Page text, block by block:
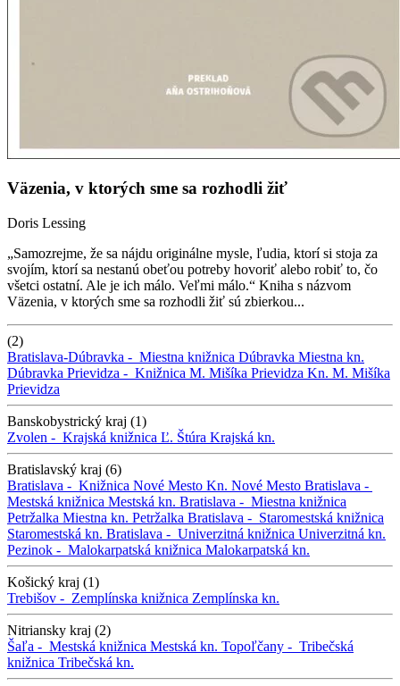
Väzenia, v ktorých sme sa rozhodli žiť
Doris Lessing
„Samozrejme, že sa nájdu originálne mysle, ľudia, ktorí si stoja za
svojím, ktorí sa nestanú obeťou potreby hovoriť alebo robiť to, čo
všetci ostatní. Ale je ich málo. Veľmi málo.“ Kniha s názvom
Väzenia, v ktorých sme sa rozhodli žiť sú zbierkou...
(2)
Bratislava-Dúbravka - Miestna knižnica Dúbravka Miestna kn.
Dúbravka Prievidza - Knižnica M. Mišíka Prievidza Kn. M. Mišíka
Prievidza
Banskobystrický kraj (1)
Zvolen - Krajská knižnica Ľ. Štúra Krajská kn.
Bratislavský kraj (6)
Bratislava - Knižnica Nové Mesto Kn. Nové Mesto Bratislava -
Mestská knižnica Mestská kn. Bratislava - Miestna knižnica
Petržalka Miestna kn. Petržalka Bratislava - Staromestská knižnica
Staromestská kn. Bratislava - Univerzitná knižnica Univerzitná kn.
Pezinok - Malokarpatská knižnica Malokarpatská kn.
Košický kraj (1)
Trebišov - Zemplínska knižnica Zemplínska kn.
Nitriansky kraj (2)
Šaľa - Mestská knižnica Mestská kn. Topoľčany - Tribečská
knižnica Tribečská kn.